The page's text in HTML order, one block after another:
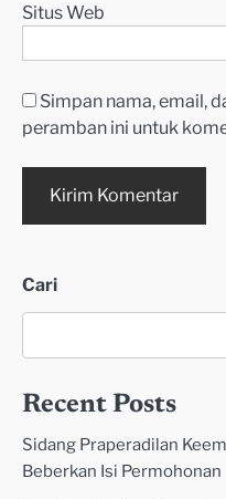
Situs Web
Simpan nama, email,
peramban ini untuk
Cari
Recent Posts
Sidang Praperadilan
Beberkan Isi Permohonan